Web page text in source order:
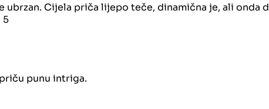
ubrzan. Cijela priča lijepo teče, dinamična je, ali
5
punu intriga.